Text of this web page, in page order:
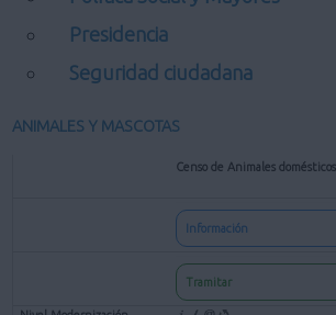
Presidencia
Seguridad ciudadana
ANIMALES Y MASCOTAS
Censo de Animales domésticos
Información
Tramitar